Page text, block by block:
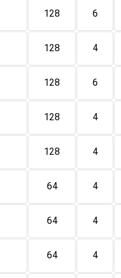
6
128
4
128
6
128
4
128
4
128
4
64
4
64
4
64